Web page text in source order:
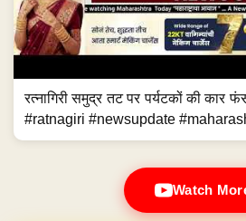
रत्नागिरी समुद्र तट पर पर्यटकों की
#ratnagiri #newsupdate
Watch